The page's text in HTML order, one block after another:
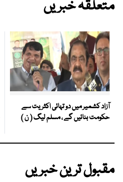
متعلقہ خبریں
آزاد کشمیر میں دو تہائی اکثریت سے
حکومت بنائیں گے ، مسلم لیگ ( ن )
مقبول ترین خبریں